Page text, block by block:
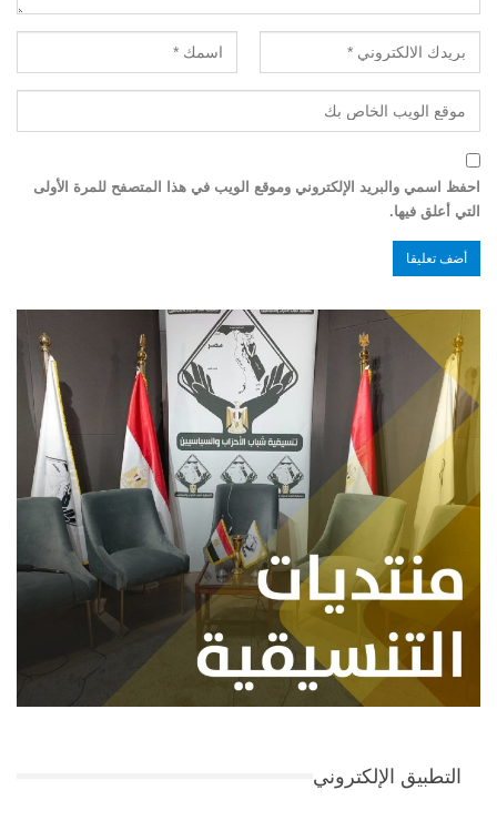
احفظ اسمي والبريد الإلكتروني وموقع الويب في هذا المتصفح للمرة الأولى
التي أعلق فيها.
التطبيق الإلكتروني